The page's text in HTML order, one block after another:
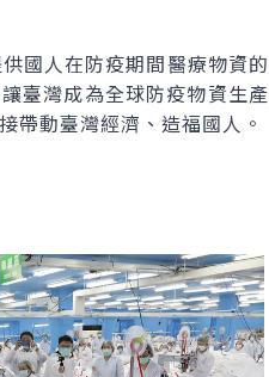
國人在防疫期間醫療物資的
臺灣成為全球防疫物資生產
帶動臺灣經濟、造福國人。